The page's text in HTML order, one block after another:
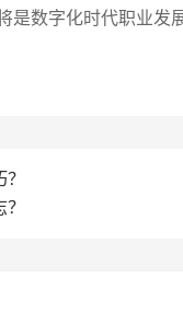
数字化时代职业发